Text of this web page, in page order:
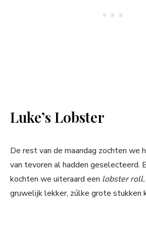
Luke’s Lobster
De rest van de maandag zochten we
van tevoren al hadden geselecteerd.
kochten we uiteraard een lobster roll.
gruwelijk lekker, zúlke grote stukken